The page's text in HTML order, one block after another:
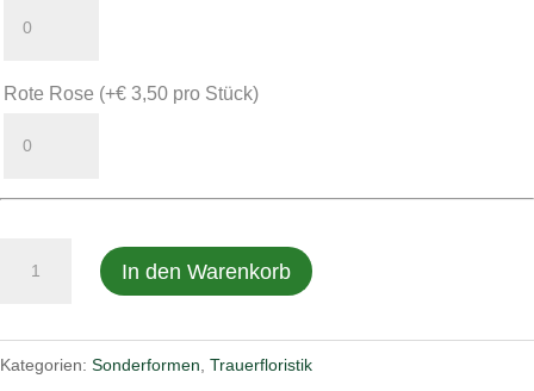
Rote Rose (+€ 3,50 pro Stück)
Sonderformen
In den Warenkorb
Kategorien: Sonderformen Trauerfloristik